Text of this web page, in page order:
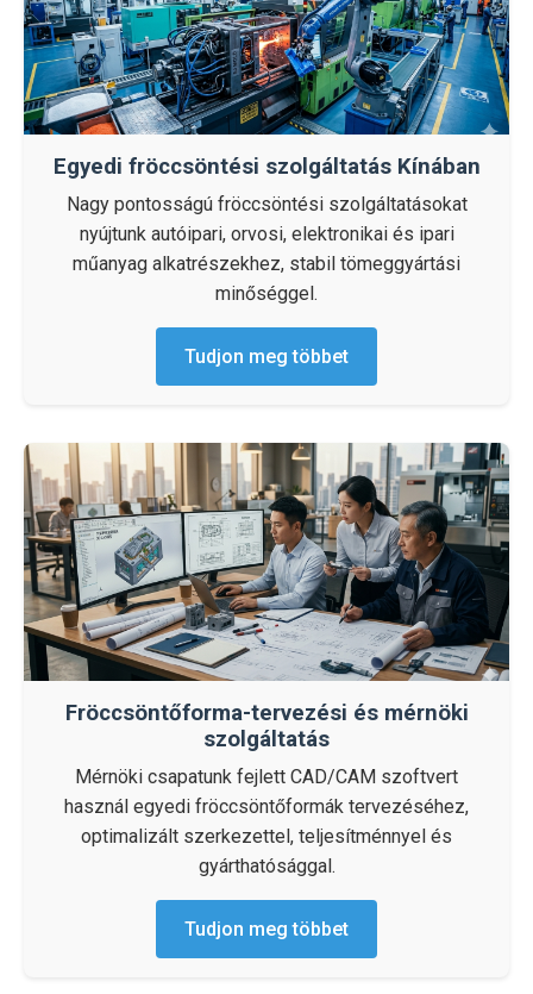
Egyedi fröccsöntési szolgáltatás Kínában
Nagy pontosságú fröccsöntési szolgáltatásokat
nyújtunk autóipari, orvosi, elektronikai és ipari
műanyag alkatrészekhez, stabil tömeggyártási
minőséggel.
Tudjon meg többet
Fröccsöntőforma-tervezési és mérnöki
szolgáltatás
Mérnöki csapatunk fejlett CAD/CAM szoftvert
használ egyedi fröccsöntőformák tervezéséhez,
optimalizált szerkezettel, teljesítménnyel és
gyárthatósággal.
Tudjon meg többet